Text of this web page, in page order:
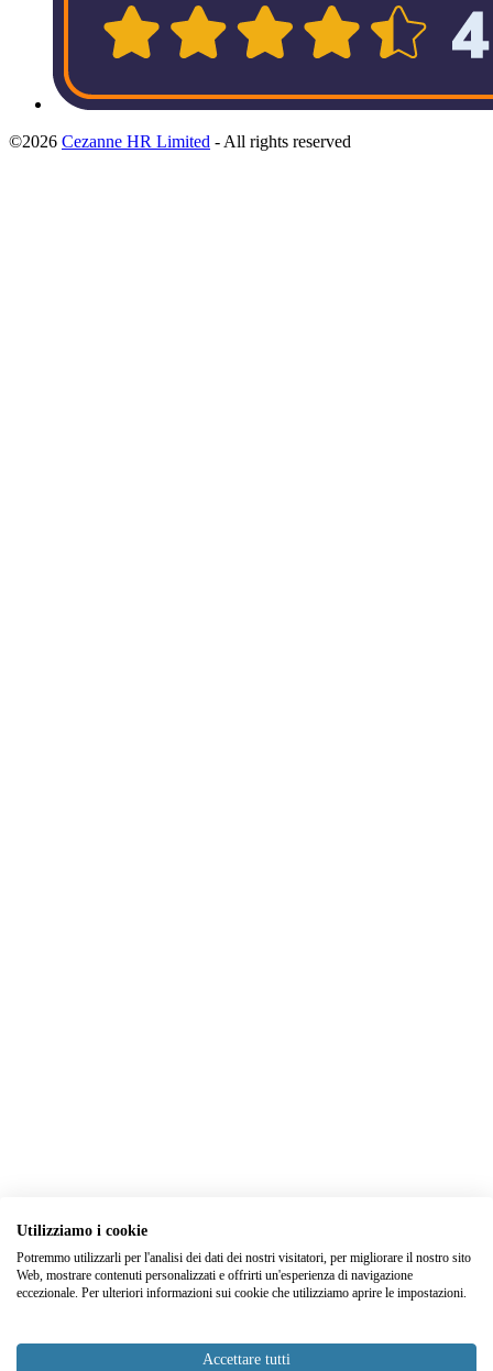
©2026 Cezanne HR Limited - All rights reserved
Utilizziamo i cookie
Potremmo utilizzarli per l'analisi dei dati dei nostri visitatori, per migliorare il nostro sito
Web, mostrare contenuti personalizzati e offrirti un'esperienza di navigazione
eccezionale. Per ulteriori informazioni sui cookie che utilizziamo aprire le impostazioni.
Accettare tutti